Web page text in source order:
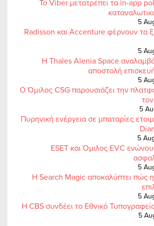
Το Viber μετατρέπει τα in-app
5
Radisson και Accenture φέρνουν τα
5
Η Thales Alenia Space
αποστολή
5
Ο Όμιλος CSG παρουσιάζει την
5
Πυρηνική ενέργεια σε μπαταρίες
5
ESET και Όμιλος EVC
5
Η Search Magic αποκαλύπτει πώς
5
Η CBS συνδέει το Εθνικό
5